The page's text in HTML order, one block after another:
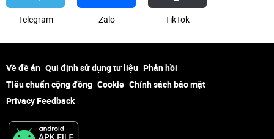
Telegram Zalo ТikТоk
Về đề án Qui định sử dụng tư liệu Phản hồi
Tiêu chuẩn cộng đồng Cookie Chính sách bảo mật
Privacy Feedback